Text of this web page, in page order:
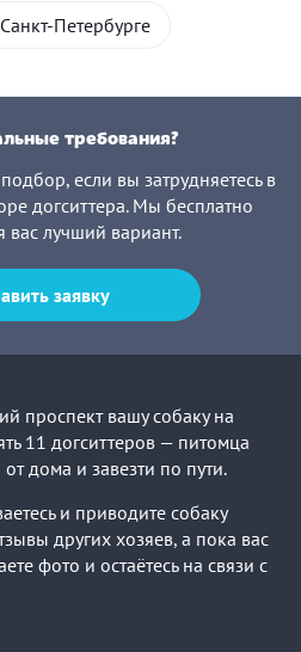
Петербурге
требования?
если вы затрудняетесь в
догситтера. Мы бесплатно
вас лучший вариант.
заявку
проспект вашу собаку на
11 догситтеров — питомца
дома и завезти по пути.
и приводите собаку
других хозяев, а пока вас
фото и остаётесь на связи с